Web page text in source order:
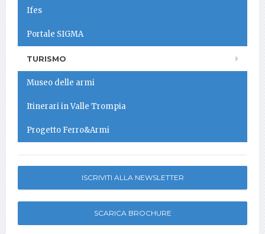
Ifes
Portale SIGMA
TURISMO
Museo delle armi
Itinerari in Valle Trompia
Progetto Ferro&Armi
ISCRIVITI ALLA NEWSLETTER
SCARICA BROCHURE